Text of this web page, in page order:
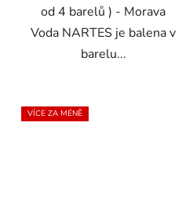
od 4 barelů ) - Morava
Voda NARTES je balena v
barelu...
VÍCE ZA MÉNĚ